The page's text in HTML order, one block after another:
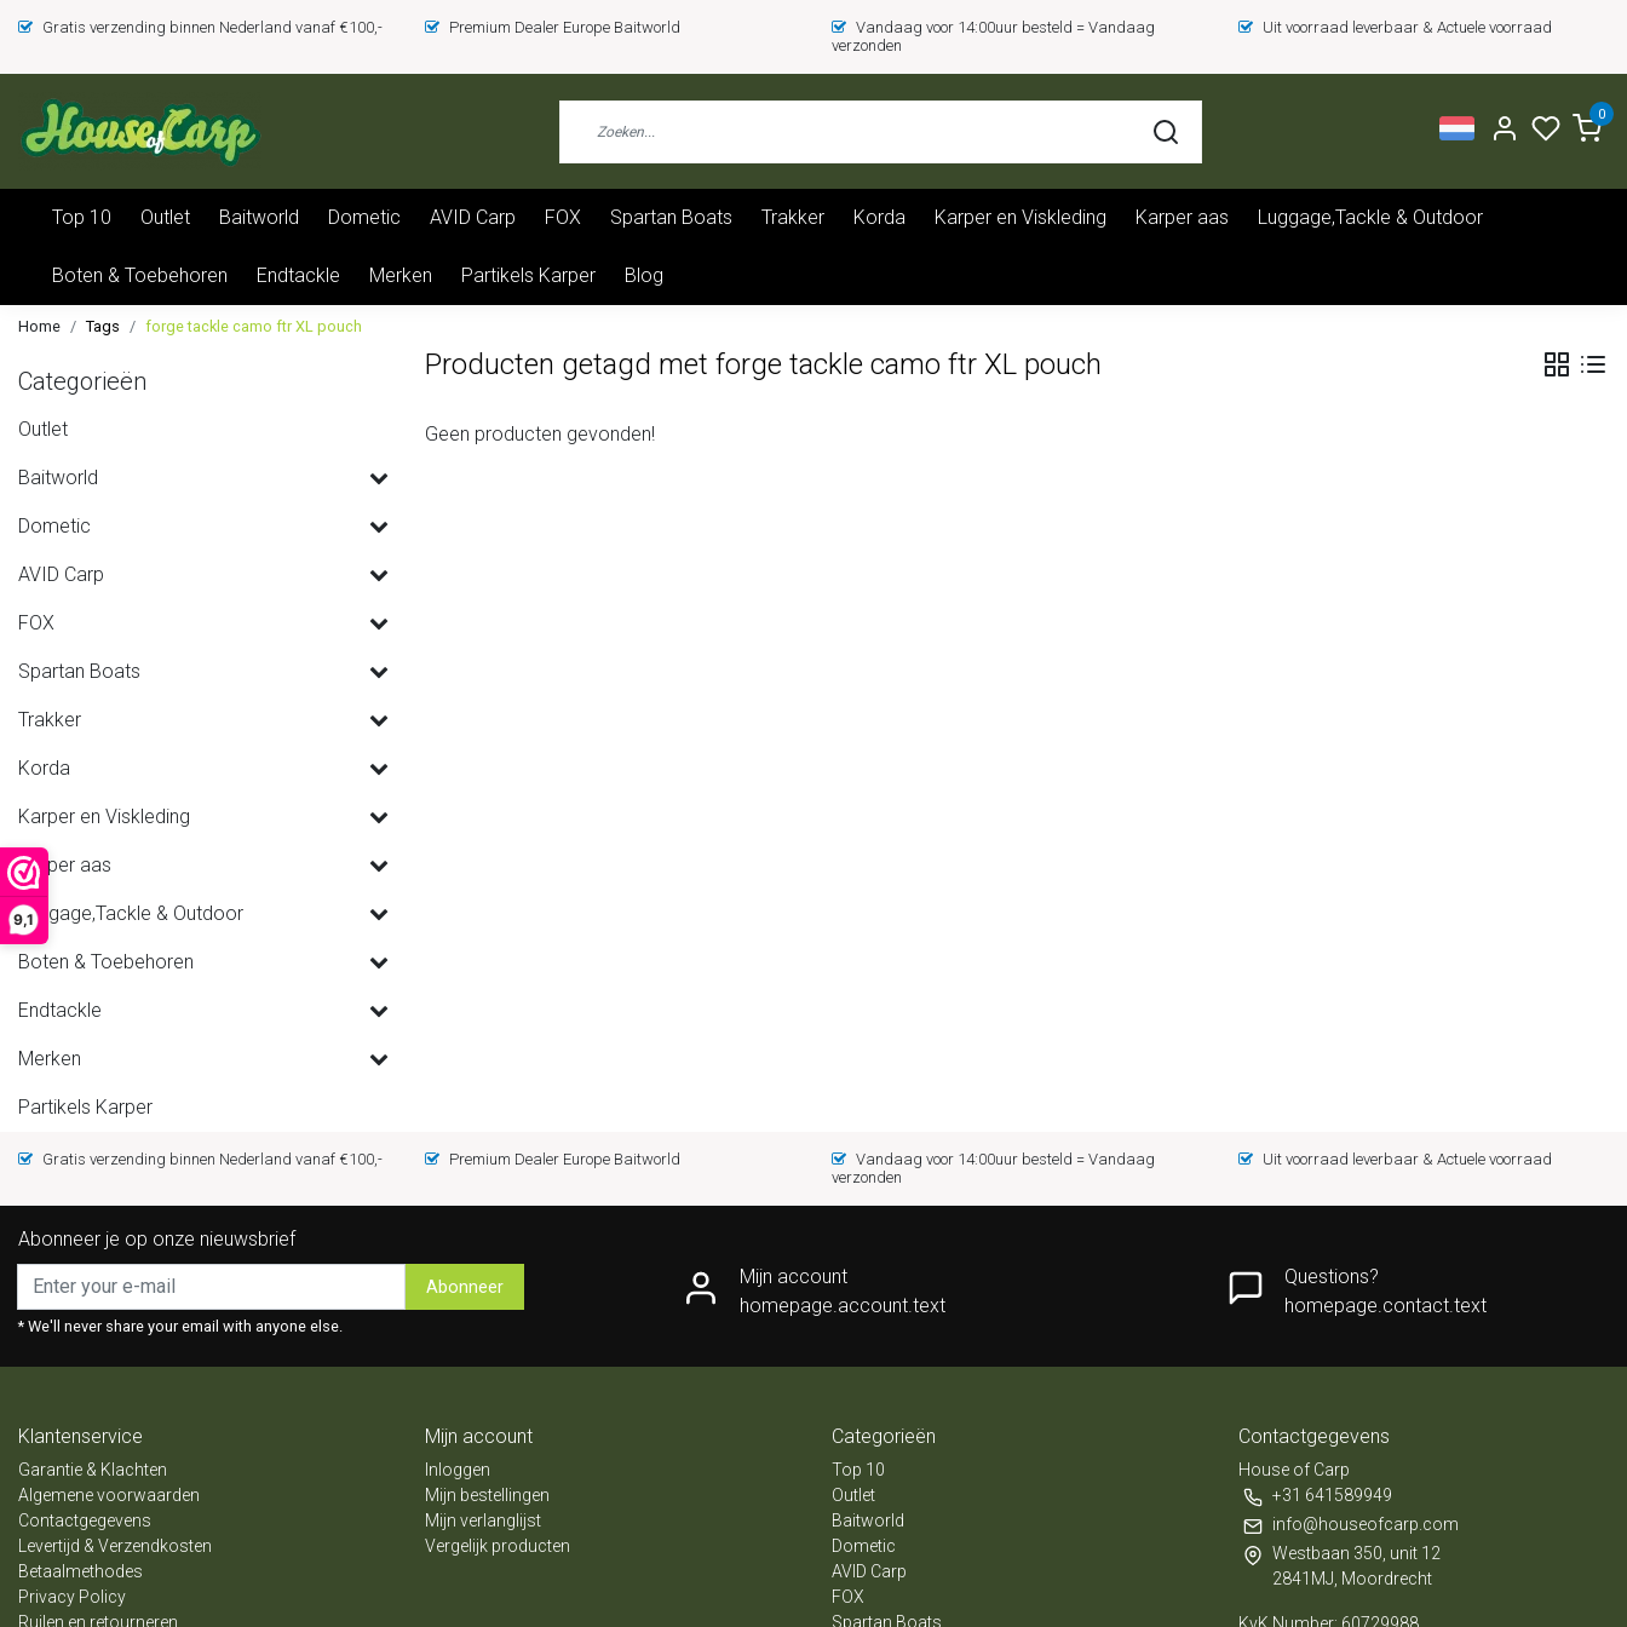
9,1
Gratis verzending binnen Nederland vanaf €100,- Premium Dealer Europe Baitworld
Vandaag voor 14:00uur besteld = Vandaag
verzonden
Uit voorraad leverbaar & Actuele voorraad
0
Top 10 Outlet Baitworld Dometic AVID Carp FOX Spartan Boats Trakker Korda Karper en Viskleding Karper aas Luggage,Tackle & Outdoor
Boten & Toebehoren Endtackle Merken Partikels Karper Blog
Home Tags forge tackle camo ftr XL pouch
Categorieën
Outlet
Baitworld
Dometic
AVID Carp
FOX
Spartan Boats
Trakker
Korda
Karper en Viskleding
Karper aas
Luggage,Tackle & Outdoor
Boten & Toebehoren
Endtackle
Merken
Partikels Karper
Producten getagd met forge tackle camo ftr XL pouch
Geen producten gevonden!
Gratis verzending binnen Nederland vanaf €100,- Premium Dealer Europe Baitworld
Vandaag voor 14:00uur besteld = Vandaag
verzonden
Uit voorraad leverbaar & Actuele voorraad
Abonneer je op onze nieuwsbrief
Abonneer
* We'll never share your email with anyone else.
Mijn account
homepage.account.text
Questions?
homepage.contact.text
Klantenservice
Garantie & Klachten
Algemene voorwaarden
Contactgegevens
Levertijd & Verzendkosten
Betaalmethodes
Privacy Policy
Ruilen en retourneren
Mijn account
Inloggen
Mijn bestellingen
Mijn verlanglijst
Vergelijk producten
Categorieën
Top 10
Outlet
Baitworld
Dometic
AVID Carp
FOX
Spartan Boats
Contactgegevens
House of Carp
+31 641589949
info@houseofcarp.com
Westbaan 350, unit 12
2841MJ, Moordrecht